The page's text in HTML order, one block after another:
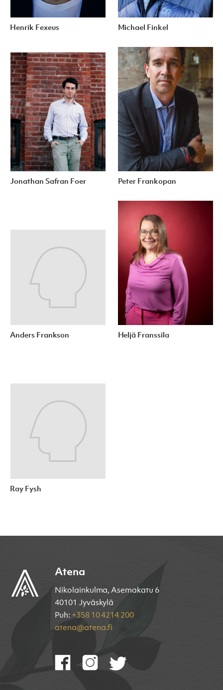
Henrik Fexeus Michael Finkel
Jonathan Safran Foer Peter Frankopan
Anders Frankson Heljä Franssila
Ray Fysh
Atena
Nikolainkulma, Asemakatu 6
40101 Jyväskylä
Puh: +358 10 4214 200
atena@atena.fi